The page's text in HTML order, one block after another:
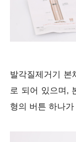
발각질제거기 본
로 되어 있으며,
형의 버튼 하나